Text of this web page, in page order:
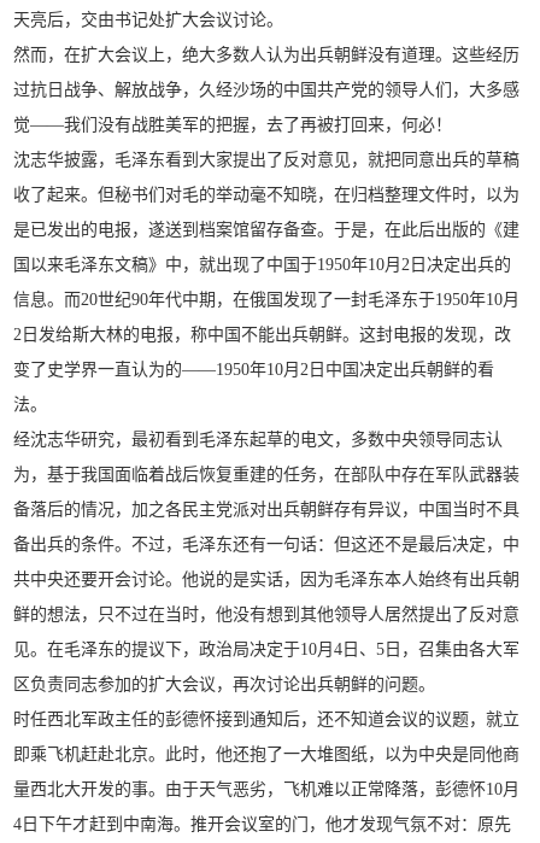
天亮后，交由书记处扩大会议讨论。
然而，在扩大会议上，绝大多数人认为出兵朝鲜没有道理。这些经历
过抗日战争、解放战争，久经沙场的中国共产党的领导人们，大多感
觉——我们没有战胜美军的把握，去了再被打回来，何必！
沈志华披露，毛泽东看到大家提出了反对意见，就把同意出兵的草稿
收了起来。但秘书们对毛的举动毫不知晓，在归档整理文件时，以为
是已发出的电报，遂送到档案馆留存备查。于是，在此后出版的《建
国以来毛泽东文稿》中，就出现了中国于1950年10月2日决定出兵的
信息。而20世纪90年代中期，在俄国发现了一封毛泽东于1950年10月
2日发给斯大林的电报，称中国不能出兵朝鲜。这封电报的发现，改
变了史学界一直认为的——1950年10月2日中国决定出兵朝鲜的看
法。
经沈志华研究，最初看到毛泽东起草的电文，多数中央领导同志认
为，基于我国面临着战后恢复重建的任务，在部队中存在军队武器装
备落后的情况，加之各民主党派对出兵朝鲜存有异议，中国当时不具
备出兵的条件。不过，毛泽东还有一句话：但这还不是最后决定，中
共中央还要开会讨论。他说的是实话，因为毛泽东本人始终有出兵朝
鲜的想法，只不过在当时，他没有想到其他领导人居然提出了反对意
见。在毛泽东的提议下，政治局决定于10月4日、5日，召集由各大军
区负责同志参加的扩大会议，再次讨论出兵朝鲜的问题。
时任西北军政主任的彭德怀接到通知后，还不知道会议的议题，就立
即乘飞机赶赴北京。此时，他还抱了一大堆图纸，以为中央是同他商
量西北大开发的事。由于天气恶劣，飞机难以正常降落，彭德怀10月
4日下午才赶到中南海。推开会议室的门，他才发现气氛不对：原先